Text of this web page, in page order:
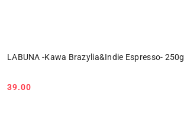
LABUNA -Kawa Brazylia&Indie Espresso- 250g
Cena:
39.00